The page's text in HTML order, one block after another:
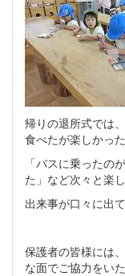
帰りの退所式では
食べたが楽しかった
「バスに乗ったの
た」など次々と楽
出来事が口々に出て
保護者の皆様には
な面でご協力をい